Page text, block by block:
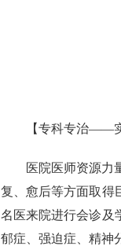
【专科专治——
医院医师资源力
复、愈后等方面取得
名医来院进行会诊及
郁症、强迫症、精神